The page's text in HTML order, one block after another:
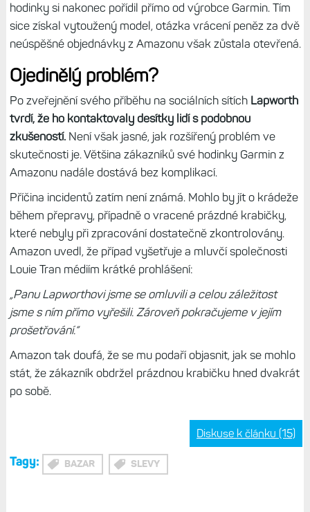
hodinky si nakonec pořídil přímo od výrobce Garmin. Tím
sice získal vytoužený model, otázka vrácení peněz za dvě
neúspěšné objednávky z Amazonu však zůstala otevřená.
Ojedinělý problém?
Po zveřejnění svého příběhu na sociálních sítích Lapworth
tvrdí, že ho kontaktovaly desítky lidí s podobnou
zkušeností.Není však jasné, jak rozšířený problém ve
skutečnosti je. Většina zákazníků své hodinky Garmin z
Amazonu nadále dostává bez komplikací.
Příčina incidentů zatím není známá. Mohlo by jít o krádeže
během přepravy, případně o vracené prázdné krabičky,
které nebyly při zpracování dostatečně zkontrolovány.
Amazon uvedl, že případ vyšetřuje a mluvčí společnosti
Louie Tran médiím krátké prohlášení:
„Panu Lapworthovi jsme se omluvili a celou záležitost
jsme s ním přímo vyřešili. Zároveň pokračujeme v jejím
prošetřování.“
Amazon tak doufá, že se mu podaří objasnit, jak se mohlo
stát, že zákazník obdržel prázdnou krabičku hned dvakrát
po sobě.
Diskuse k článku (15)
Tagy: BAZAR SLEVY